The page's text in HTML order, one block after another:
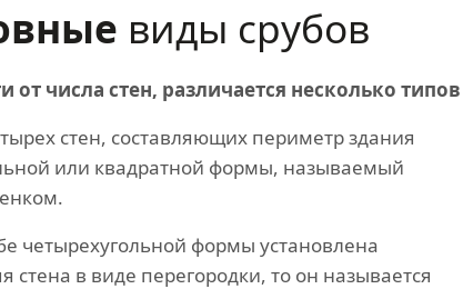
виды срубов
от числа стен, различается несколько
стен, составляющих периметр здания
или квадратной формы, называемый
четырехугольной формы установлена
стена в виде перегородки, то он называется